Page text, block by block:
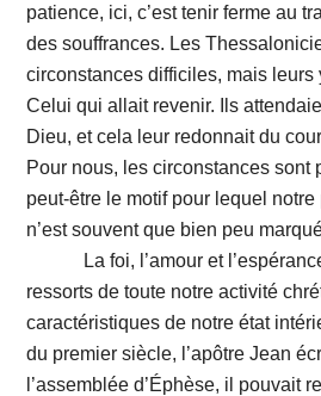
patience, ici, c’est tenir ferme au
des souffrances. Les
circonstances difficiles, mais leurs
Celui qui allait revenir. Ils
Dieu, et cela leur redonnait du
Pour nous, les circonstances sont
peut-être le motif pour lequel notre
n’est souvent que bien peu
La foi, l’amour et
ressorts de toute notre activité
caractéristiques de notre état
du premier siècle, l’apôtre Jean
l’assemblée d’Éphèse, il pouvait